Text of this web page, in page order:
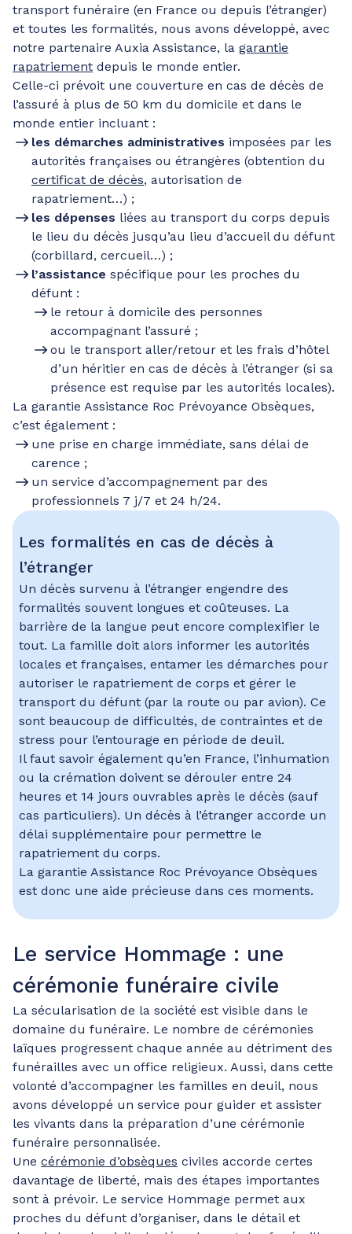
transport funéraire (en France ou depuis l’étranger)
et toutes les formalités, nous avons développé, avec
notre partenaire Auxia Assistance, la garantie
rapatriement depuis le monde entier.
Celle-ci prévoit une couverture en cas de décès de
l’assuré à plus de 50 km du domicile et dans le
monde entier incluant :
les démarches administratives imposées par les
autorités françaises ou étrangères (obtention du
certificat de décès, autorisation de
rapatriement…) ;
les dépenses liées au transport du corps depuis
le lieu du décès jusqu’au lieu d’accueil du défunt
(corbillard, cercueil…) ;
l’assistance spécifique pour les proches du
défunt :
le retour à domicile des personnes
accompagnant l’assuré ;
ou le transport aller/retour et les frais d’hôtel
d’un héritier en cas de décès à l’étranger (si sa
présence est requise par les autorités locales).
La garantie Assistance Roc Prévoyance Obsèques,
c’est également :
une prise en charge immédiate, sans délai de
carence ;
un service d’accompagnement par des
professionnels 7 j/7 et 24 h/24.
Les formalités en cas de décès à
l’étranger
Un décès survenu à l’étranger engendre des
formalités souvent longues et coûteuses. La
barrière de la langue peut encore complexifier le
tout. La famille doit alors informer les autorités
locales et françaises, entamer les démarches pour
autoriser le rapatriement de corps et gérer le
transport du défunt (par la route ou par avion). Ce
sont beaucoup de difficultés, de contraintes et de
stress pour l’entourage en période de deuil.
Il faut savoir également qu’en France, l’inhumation
ou la crémation doivent se dérouler entre 24
heures et 14 jours ouvrables après le décès (sauf
cas particuliers). Un décès à l’étranger accorde un
délai supplémentaire pour permettre le
rapatriement du corps.
La garantie Assistance Roc Prévoyance Obsèques
est donc une aide précieuse dans ces moments.
Le service Hommage : une
cérémonie funéraire civile
La sécularisation de la société est visible dans le
domaine du funéraire. Le nombre de cérémonies
laïques progressent chaque année au détriment des
funérailles avec un office religieux. Aussi, dans cette
volonté d’accompagner les familles en deuil, nous
avons développé un service pour guider et assister
les vivants dans la préparation d’une cérémonie
funéraire personnalisée.
Une cérémonie d’obsèques civiles accorde certes
davantage de liberté, mais des étapes importantes
sont à prévoir. Le service Hommage permet aux
proches du défunt d’organiser, dans le détail et